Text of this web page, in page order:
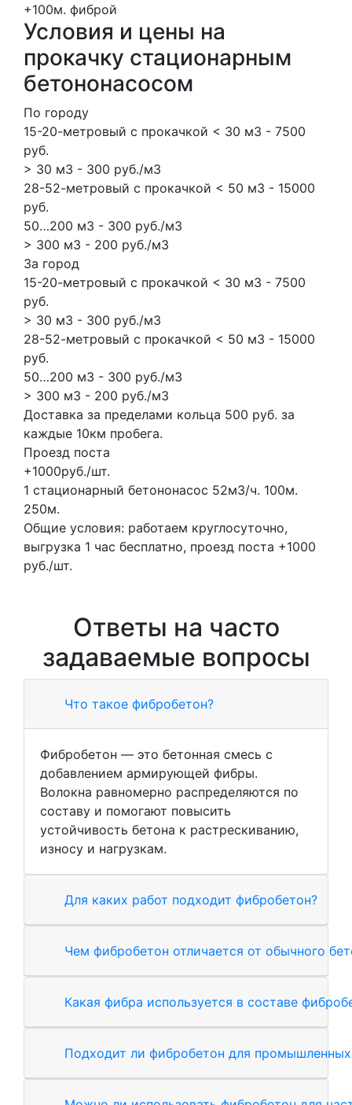
+100м. фиброй
Условия и цены на
прокачку стационарным
бетононасосом
По городу
15-20-метровый с прокачкой < 30 м3 - 7500
руб.
> 30 м3 - 300 руб./м3
28-52-метровый с прокачкой < 50 м3 - 15000
руб.
50…200 м3 - 300 руб./м3
> 300 м3 - 200 руб./м3
За город
15-20-метровый с прокачкой < 30 м3 - 7500
руб.
> 30 м3 - 300 руб./м3
28-52-метровый с прокачкой < 50 м3 - 15000
руб.
50…200 м3 - 300 руб./м3
> 300 м3 - 200 руб./м3
Доставка за пределами кольца 500 руб. за
каждые 10км пробега.
Проезд поста
+1000руб./шт.
1 стационарный бетононасос 52м3/ч. 100м.
250м.
Общие условия: работаем круглосуточно,
выгрузка 1 час бесплатно, проезд поста +1000
руб./шт.
Ответы на часто
задаваемые вопросы
Что такое фибробетон?
Фибробетон — это бетонная смесь с
добавлением армирующей фибры.
Волокна равномерно распределяются по
составу и помогают повысить
устойчивость бетона к растрескиванию,
износу и нагрузкам.
Для каких работ подходит фибробетон?
Чем фибробетон отличается от обычного
Какая фибра используется в составе
Подходит ли фибробетон для